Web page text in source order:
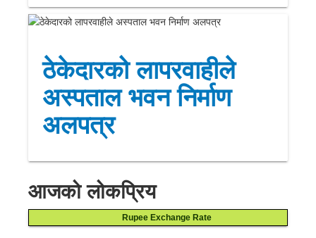
ठेकेदारको लापरवाहीले
अस्पताल भवन निर्माण
अलपत्र
आजको लोकप्रिय
Rupee Exchange Rate